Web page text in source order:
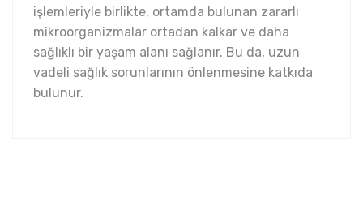
işlemleriyle birlikte, ortamda bulunan zararlı
mikroorganizmalar ortadan kalkar ve daha
sağlıklı bir yaşam alanı sağlanır. Bu da, uzun
vadeli sağlık sorunlarının önlenmesine katkıda
bulunur.